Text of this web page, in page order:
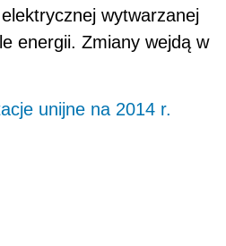
wytwarzanej
energii. Zmiany wejdą w
unijne na 2014 r.